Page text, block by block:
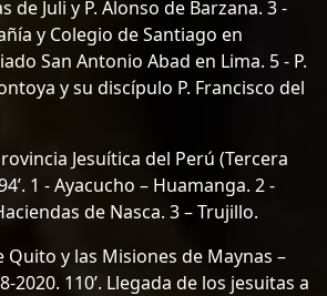
de Juli y P. Alonso de Barzana. 3 -
y Colegio de Santiago en
San Antonio Abad en Lima. 5 - P.
y su discípulo P. Francisco del
Jesuítica del Perú (Tercera
1 - Ayacucho – Huamanga. 2 -
de Nasca. 3 – Trujillo.
Quito y las Misiones de Maynas –
2020. 110’. Llegada de los jesuitas a